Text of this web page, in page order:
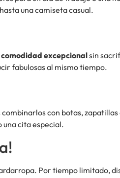
una camiseta casual.
comodidad excepcionalsin
fabulosas al mismo tiempo.
con botas, zapatillas
una cita especial.
Por tiempo limitado,